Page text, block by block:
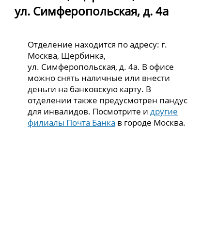
ул. Симферопольская, д. 4а
Отделение находится по адресу: г.
Москва, Щербинка,
ул. Симферопольская, д. 4а. В офисе
можно снять наличные или внести
деньги на банковскую карту. В
отделении также предусмотрен пандус
для инвалидов. Посмотрите идругие
филиалы Почта Банка в городе Москва.